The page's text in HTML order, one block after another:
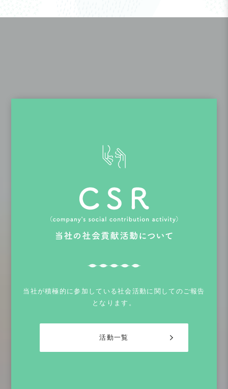
当社が積極的に参加している社会活動に関してのご報告
となります。
活動一覧